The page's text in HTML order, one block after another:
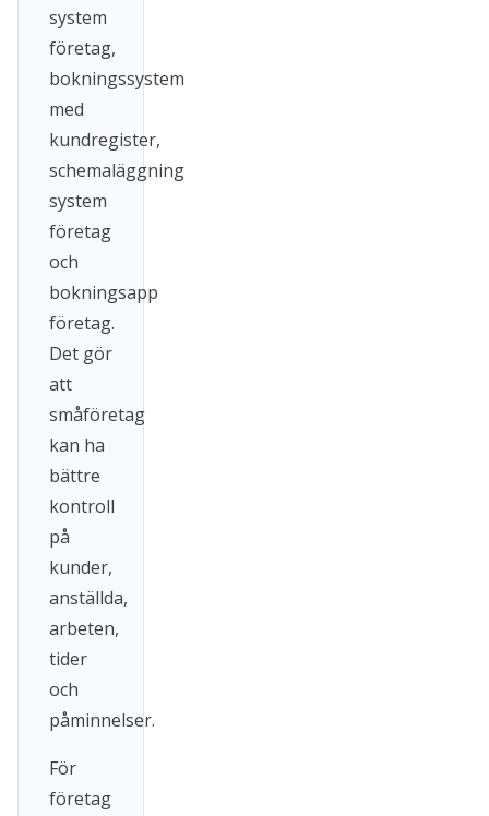
system
företag,
bokningssystem
med
kundregister,
schemaläggning
system
företag
och
bokningsapp
företag.
Det gör
att
småföretag
kan ha
bättre
kontroll
på
kunder,
anställda,
arbeten,
tider
och
påminnelser.
För
företag